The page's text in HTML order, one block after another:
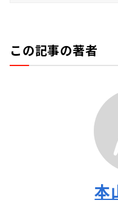
この記事の著者
本